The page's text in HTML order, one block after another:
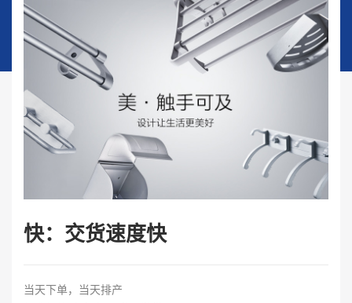
快：交货速度快
当天下单，当天排产